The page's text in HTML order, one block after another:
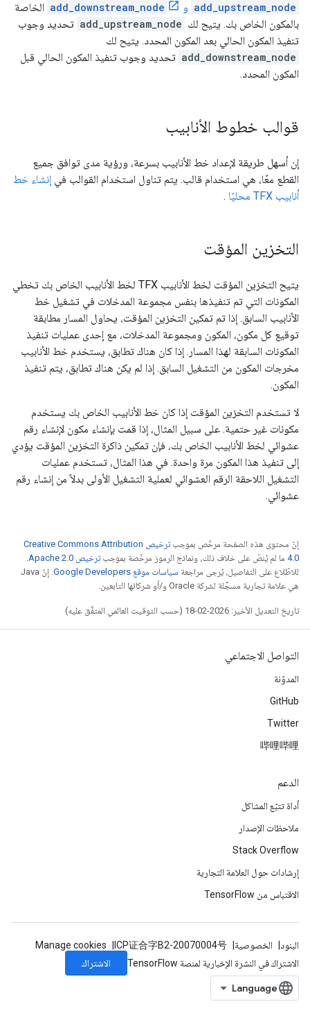
add_upstream_node و add_downstream_node الخاصة
بالمكون الخاص بك. يتيح لك add_upstream_node تحديد وجوب
تنفيذ المكون الحالي بعد المكون المحدد. يتيح لك
add_downstream_node تحديد وجوب تنفيذ المكون الحالي قبل
المكون المحدد.
قوالب خطوط الأنابيب
إن أسهل طريقة لإعداد خط الأنابيب بسرعة، ورؤية مدى توافق جميع
القطع معًا، هي استخدام قالب. يتم تناول استخدام القوالب في إنشاء خط
أنابيب TFX محليًا
.
التخزين المؤقت
يتيح التخزين المؤقت لخط الأنابيب TFX لخط الأنابيب الخاص بك تخطي
المكونات التي تم تنفيذها بنفس مجموعة المدخلات في تشغيل خط
الأنابيب السابق. إذا تم تمكين التخزين المؤقت، يحاول المسار مطابقة
توقيع كل مكون، المكون ومجموعة المدخلات، مع إحدى عمليات تنفيذ
المكونات السابقة لهذا المسار. إذا كان هناك تطابق، يستخدم خط الأنابيب
مخرجات المكون من التشغيل السابق. إذا لم يكن هناك تطابق، يتم تنفيذ
المكون.
لا تستخدم التخزين المؤقت إذا كان خط الأنابيب الخاص بك يستخدم
مكونات غير حتمية. على سبيل المثال، إذا قمت بإنشاء مكون لإنشاء رقم
عشوائي لخط الأنابيب الخاص بك، فإن تمكين ذاكرة التخزين المؤقت يؤدي
إلى تنفيذ هذا المكون مرة واحدة. في هذا المثال، تستخدم عمليات
التشغيل اللاحقة الرقم العشوائي لعملية التشغيل الأولى بدلاً من إنشاء رقم
عشوائي.
إنّ محتوى هذه الصفحة مرخّص بموجب
ترخيص Creative Commons Attribution
4.0‏ ما لم يُنصّ على خلاف ذلك، ونماذج الرموز مرخّصة بموجبترخيص Apache 2.0‏
.
للاطّلاع على التفاصيل، يُرجى مراجعة سياسات موقع Google Developers‏
. إنّ Java
هي علامة تجارية مسجَّلة لشركة Oracle و/أو شركائها التابعين.
تاريخ التعديل الأخير: 2026-02-18 (حسب التوقيت العالمي المتفَّق عليه)
التواصل الاجتماعي
المدوّنة
GitHub
Twitter
哔哩哔哩
الدعم
أداة تتبّع المشاكل
ملاحظات الإصدار
Stack Overflow
إرشادات حول العلامة التجارية
الاقتباس من TensorFlow
البنود الخصوصية ICP证合字B2-20070004号
Manage cookies
الاشتراك في النشرة الإخبارية لمنصة TensorFlow
الاشتراك